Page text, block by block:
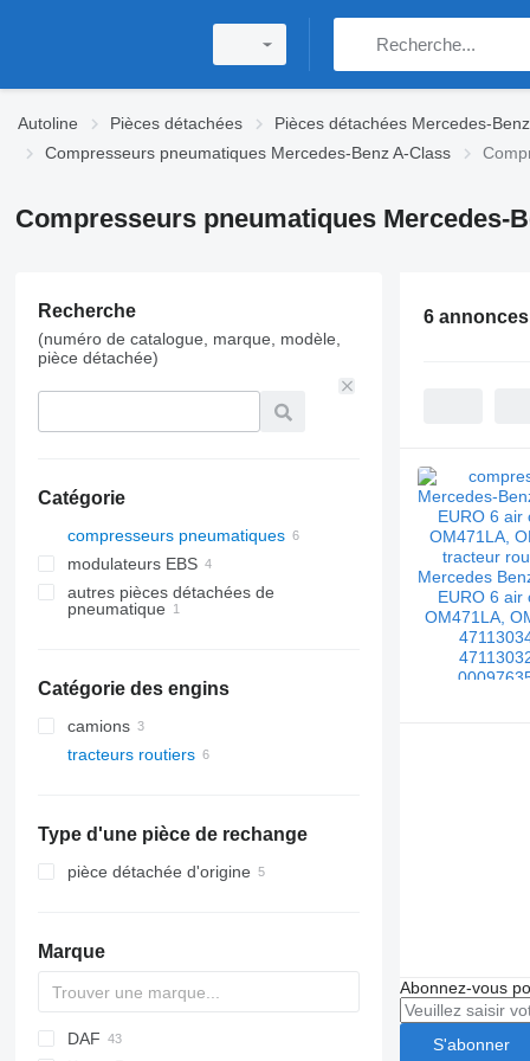
Autoline Pièces détachées Pièces détachées Mercedes-
Compresseurs pneumatiques Mercedes-Benz A-Class
Compresseurs pneumatiques Mercedes-
Recherche
(numéro de catalogue, marque, modèle,
pièce détachée)
Catégorie
compresseurs pneumatiques
modulateurs EBS
autres pièces détachées de
pneumatique
Catégorie des engins
camions
tracteurs routiers
Type d'une pièce de rechange
pièce détachée d'origine
Marque
DAF
6
Abonnez-vous
S'abonner